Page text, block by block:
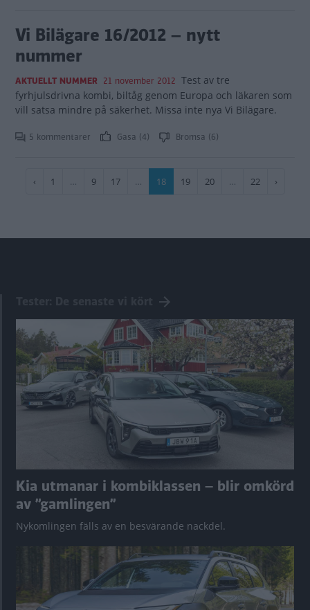
Vi Bilägare 16/2012 – nytt
nummer
AKTUELLT NUMMER 21 november 2012 Test av tre
fyrhjulsdrivna kombi, biltåg genom Europa och läkaren som
vill satsa mindre på säkerhet. Missa inte nya Vi Bilägare.
5 kommentarer Gasa (4) Bromsa (6)
Paginering
Föregående
‹ Sida
1 … Sida
9 Sida
17 …
Nuvarande
18 Sida
19 Sida
20 … Sida
22
Nästa
›
Kia utmanar i kombiklassen – blir omkörd
av ”gamlingen”
Nykomlingen fälls av en besvärande nackdel.